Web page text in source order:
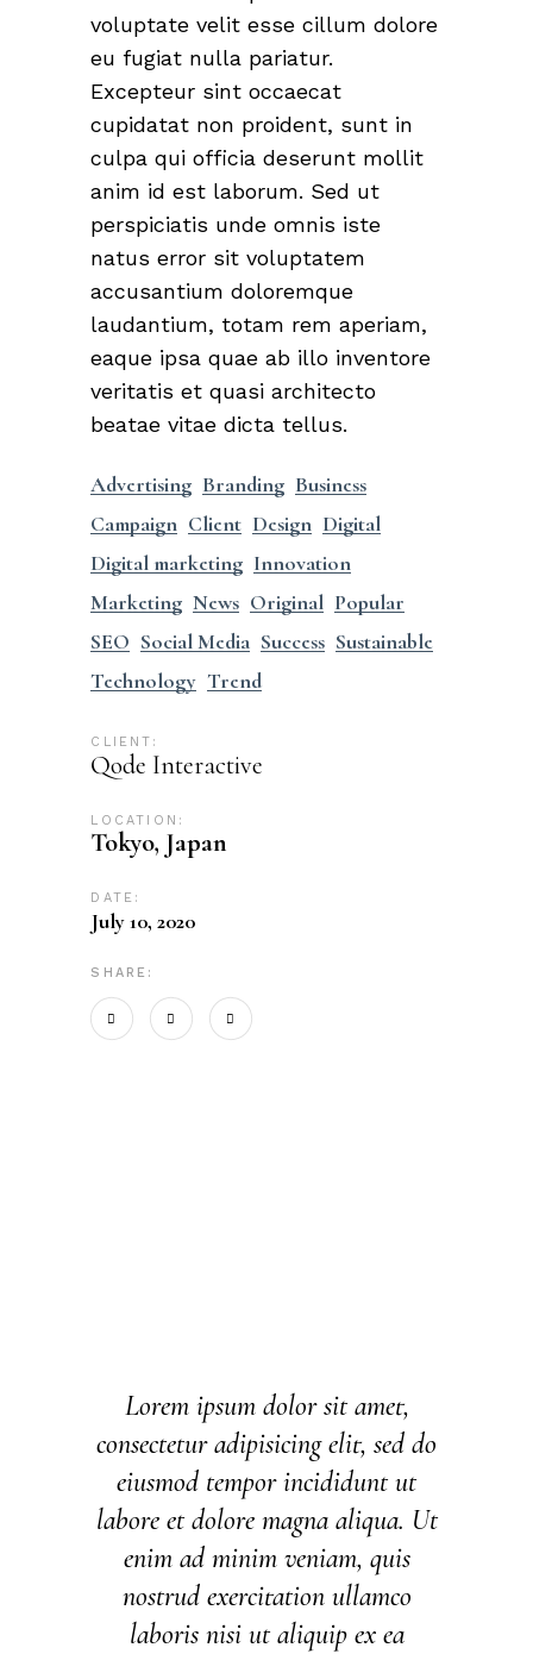
voluptate velit esse cillum dolore
eu fugiat nulla pariatur.
Excepteur sint occaecat
cupidatat non proident, sunt in
culpa qui officia deserunt mollit
anim id est laborum. Sed ut
perspiciatis unde omnis iste
natus error sit voluptatem
accusantium doloremque
laudantium, totam rem aperiam,
eaque ipsa quae ab illo inventore
veritatis et quasi architecto
beatae vitae dicta tellus.
Advertising Branding Business
Campaign Client Design Digital
Digital marketing Innovation
Marketing News Original Popular
SEO Social Media Success Sustainable
Technology Trend
CLIENT:
Qode Interactive
LOCATION:
Tokyo, Japan
DATE:
July 10, 2020
SHARE:
Lorem ipsum dolor sit amet,
consectetur adipisicing elit, sed do
eiusmod tempor incididunt ut
labore et dolore magna aliqua. Ut
enim ad minim veniam, quis
nostrud exercitation ullamco
laboris nisi ut aliquip ex ea